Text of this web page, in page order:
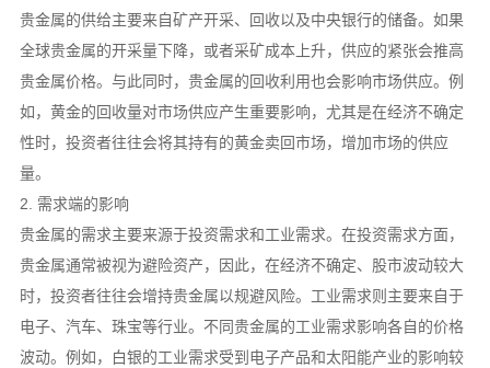
贵金属的供给主要来自矿产开采、回收以及中央银行的储备。如果
全球贵金属的开采量下降，或者采矿成本上升，供应的紧张会推高
贵金属价格。与此同时，贵金属的回收利用也会影响市场供应。例
如，黄金的回收量对市场供应产生重要影响，尤其是在经济不确定
性时，投资者往往会将其持有的黄金卖回市场，增加市场的供应
量。
2. 需求端的影响
贵金属的需求主要来源于投资需求和工业需求。在投资需求方面，
贵金属通常被视为避险资产，因此，在经济不确定、股市波动较大
时，投资者往往会增持贵金属以规避风险。工业需求则主要来自于
电子、汽车、珠宝等行业。不同贵金属的工业需求影响各自的价格
波动。例如，白银的工业需求受到电子产品和太阳能产业的影响较